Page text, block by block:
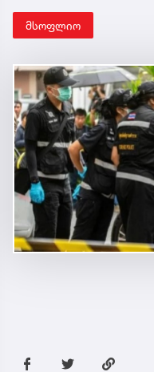
მსოფლიო